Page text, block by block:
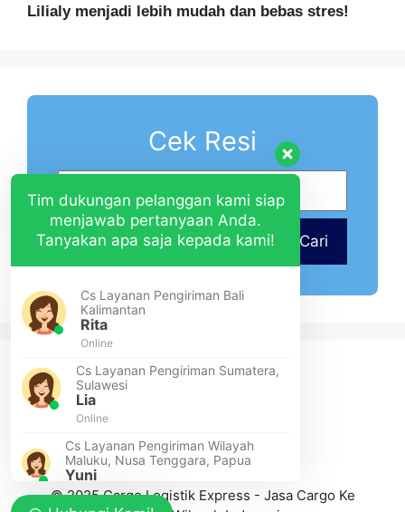
Lilialy menjadi lebih mudah dan bebas stres!
Cek Resi
Cari
© 2025 Cargo Logistik Express - Jasa Cargo Ke
Tim dukungan pelanggan kami siap
menjawab pertanyaan Anda.
Tanyakan apa saja kepada kami!
Cs Layanan Pengiriman Bali
Kalimantan
Rita
Online
Cs Layanan Pengiriman Sumatera,
Sulawesi
Lia
Online
Cs Layanan Pengiriman Wilayah
Maluku, Nusa Tenggara, Papua
Yuni
Online